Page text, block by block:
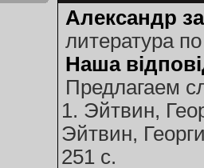
Александр
литература
Наша
Предлагаем
1. Эйтвин,
Эйтвин,
251 с.